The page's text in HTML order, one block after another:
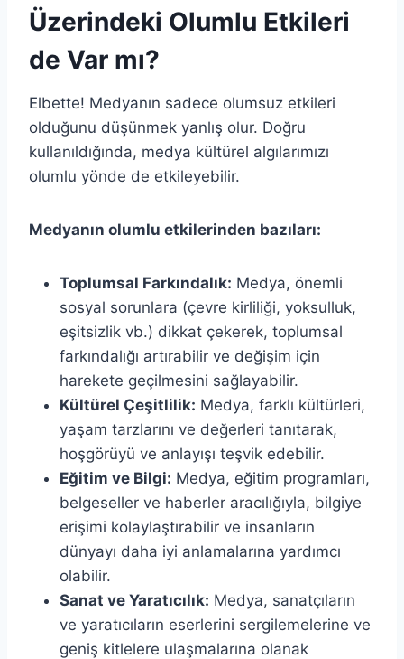
Üzerindeki Olumlu Etkileri
de Var mı?
Elbette! Medyanın sadece olumsuz etkileri
olduğunu düşünmek yanlış olur. Doğru
kullanıldığında, medya kültürel algılarımızı
olumlu yönde de etkileyebilir.
Medyanın olumlu etkilerinden bazıları:
Toplumsal Farkındalık: Medya, önemli
sosyal sorunlara (çevre kirliliği, yoksulluk,
eşitsizlik vb.) dikkat çekerek, toplumsal
farkındalığı artırabilir ve değişim için
harekete geçilmesini sağlayabilir.
Kültürel Çeşitlilik: Medya, farklı kültürleri,
yaşam tarzlarını ve değerleri tanıtarak,
hoşgörüyü ve anlayışı teşvik edebilir.
Eğitim ve Bilgi: Medya, eğitim programları,
belgeseller ve haberler aracılığıyla, bilgiye
erişimi kolaylaştırabilir ve insanların
dünyayı daha iyi anlamalarına yardımcı
olabilir.
Sanat ve Yaratıcılık: Medya, sanatçıların
ve yaratıcıların eserlerini sergilemelerine ve
geniş kitlelere ulaşmalarına olanak